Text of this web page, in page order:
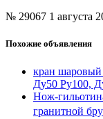
№ 29067 1 августа
Похожие объявления
кран
Ду50 Ру100,
Нож-
гранитной